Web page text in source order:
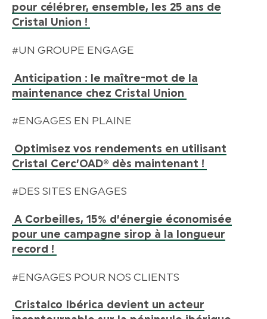
pour célébrer, ensemble, les 25 ans de
Cristal Union !
#UN GROUPE ENGAGE
Anticipation : le maître-mot de la
maintenance chez Cristal Union
#ENGAGES EN PLAINE
Optimisez vos rendements en utilisant
Cristal Cerc’OAD® dès maintenant !
#DES SITES ENGAGES
A Corbeilles, 15% d’énergie économisée
pour une campagne sirop à la longueur
record !
#ENGAGES POUR NOS CLIENTS
Cristalco Ibérica devient un acteur